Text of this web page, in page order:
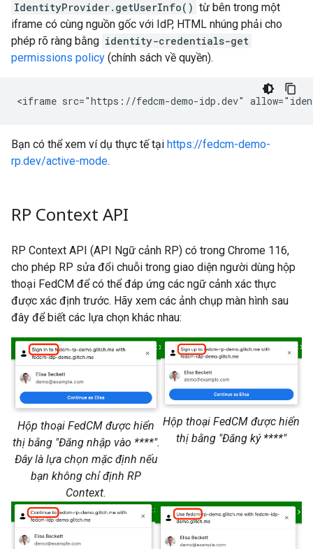
IdentityProvider.getUserInfo() từ bên trong một
iframe có cùng nguồn gốc với IdP, HTML nhúng phải cho
phép rõ ràng bằng identity-credentials-get
permissions policy (chính sách về quyền).
Bạn có thể xem ví dụ thực tế tại https://fedcm-demo-
rp.dev/active-mode.
RP Context API
RP Context API (API Ngữ cảnh RP) có trong Chrome 116,
cho phép RP sửa đổi chuỗi trong giao diện người dùng hộp
thoại FedCM để có thể đáp ứng các ngữ cảnh xác thực
được xác định trước. Hãy xem các ảnh chụp màn hình sau
đây để biết các lựa chọn khác nhau:
Hộp thoại FedCM được hiển
thị bằng "Đăng nhập vào ****".
Đây là lựa chọn mặc định nếu
bạn không chỉ định RP
Context.
Hộp thoại FedCM được hiển
thị bằng "Đăng ký ****"